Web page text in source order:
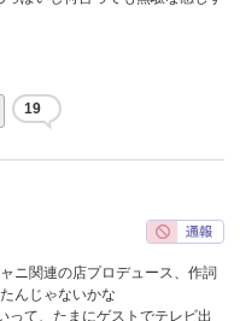
19
ニ関連の店プロデュース、作詞
んじゃないかな
って、たまにゲストでテレビ出